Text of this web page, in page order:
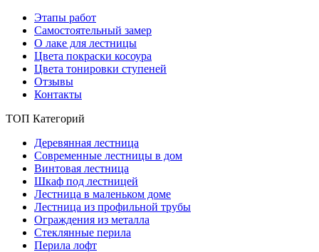
Этапы работ
Самостоятельный замер
О лаке для лестницы
Цвета покраски косоура
Цвета тонировки ступеней
Отзывы
Контакты
ТОП Категорий
Деревянная лестница
Современные лестницы в дом
Винтовая лестница
Шкаф под лестницей
Лестница в маленьком доме
Лестница из профильной трубы
Ограждения из металла
Стеклянные перила
Перила лофт